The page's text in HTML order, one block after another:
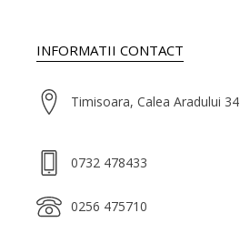
INFORMATII CONTACT
Timisoara, Calea Aradului 34
0732 478433
0256 475710